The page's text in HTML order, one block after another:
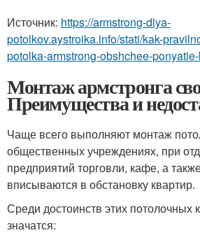
Источник: https://armstrong-dlya-
potolkov.aystroika.info/stati/kak-
potolka-armstrong-obshchee-
Монтаж армстронга
Преимущества и
Чаще всего выполняют монтаж
общественных учреждениях, при
предприятий торговли, кафе, а
вписываются в обстановку квартир.
Среди достоинств этих потолочных
значатся: